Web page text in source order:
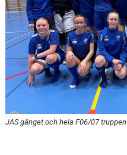
JAS gänget och hela F06/07 truppen